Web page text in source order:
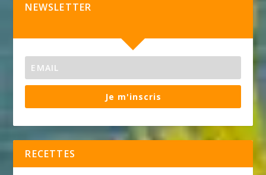
NEWSLETTER
Je m'inscris
RECETTES